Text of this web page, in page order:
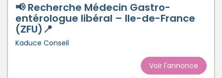
📢 Recherche Médecin Gastro-
entérologue libéral – Ile-de-France
(ZFU)📍
Kaduce Conseil
Voir l'annonce